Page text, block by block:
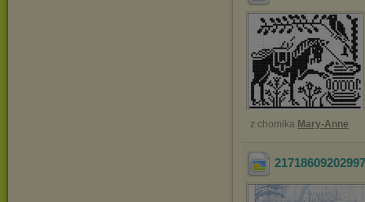
z chomika Mary-Anne